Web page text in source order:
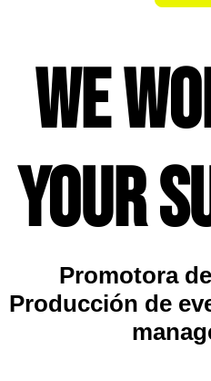
We
your
Promotora
Producción de